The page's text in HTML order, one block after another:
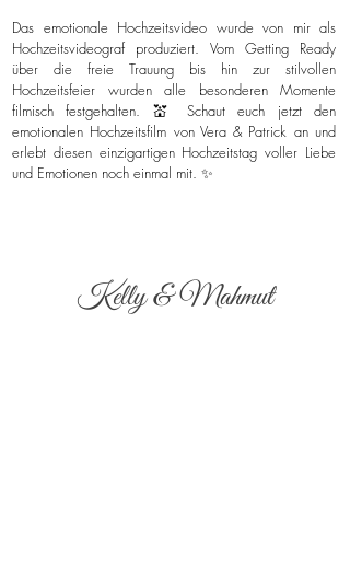
Das emotionale Hochzeitsvideo wurde von mir als
Hochzeitsvideograf produziert. Vom Getting Ready
über die freie Trauung bis hin zur stilvollen
Hochzeitsfeier wurden alle besonderen Momente
filmisch festgehalten. 💒 Schaut euch jetzt den
emotionalen Hochzeitsfilm von Vera & Patrick an und
erlebt diesen einzigartigen Hochzeitstag voller Liebe
und Emotionen noch einmal mit. ✨
Kelly & Mahmut